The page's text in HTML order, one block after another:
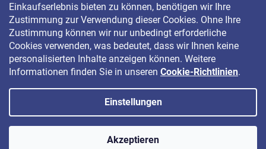
Einkaufserlebnis bieten zu können, benötigen wir Ihre
Zustimmung zur Verwendung dieser Cookies. Ohne Ihre
Zustimmung können wir nur unbedingt erforderliche
Cookies verwenden, was bedeutet, dass wir Ihnen keine
personalisierten Inhalte anzeigen können. Weitere
Informationen finden Sie in unseren Cookie-Richtlinien.
Einstellungen
Akzeptieren
Für Aktionen, Gewinnspiele und Rabatte folgen Sie uns auf:
Copyright 2026 LAVONIO.de. Alle Rechte vorbehalten.